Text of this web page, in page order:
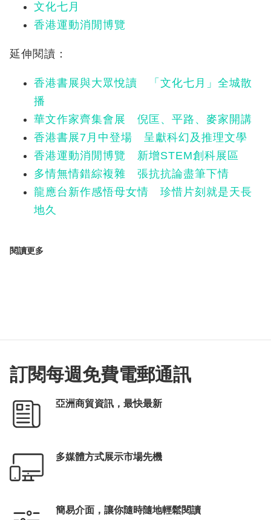
文化七月
香港運動消閒博覽
延伸閱讀：
香港書展與大眾悅讀 「文化七月」全城散
播
華文作家齊集會展 倪匡、平路、麥家開講
香港書展7月中登場 呈獻科幻及推理文學
香港運動消閒博覽 新增STEM創科展區
多情無情錯綜複雜 張抗抗論盡筆下情
龍應台新作感悟母女情 珍惜片刻就是天長
地久
閱讀更多
訂閱每週免費電郵通訊
亞洲商貿資訊，最快最新
多媒體方式展示市場先機
簡易介面，讓你隨時隨地輕鬆閱讀